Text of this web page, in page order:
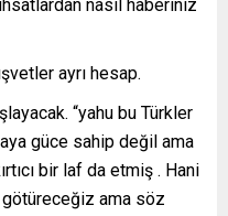
nasıl haberiniz
ayrı hesap.
“yahu bu Türkler
güce sahip değil ama
bir laf da etmiş . Hani
götüreceğiz ama söz